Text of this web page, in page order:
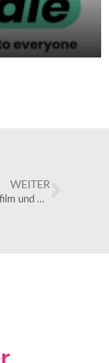
WEITER
Dokumentarfilm und Video über die Fraueninklusion in der Digitalwelt